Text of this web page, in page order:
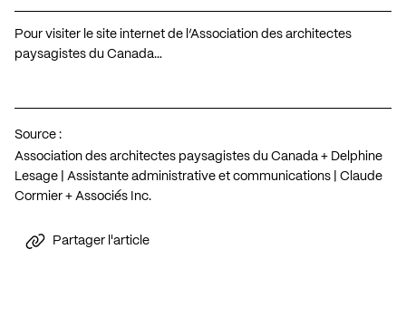
Pour visiter le site internet de l’Association des architectes
paysagistes du Canada…
Source :
Association des architectes paysagistes du Canada + Delphine
Lesage | Assistante administrative et communications | Claude
Cormier + Associés Inc.
Partager l'article